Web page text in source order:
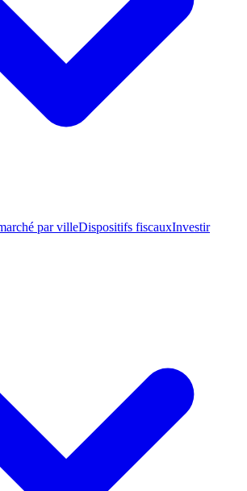
par villeDispositifs fiscauxInvestir